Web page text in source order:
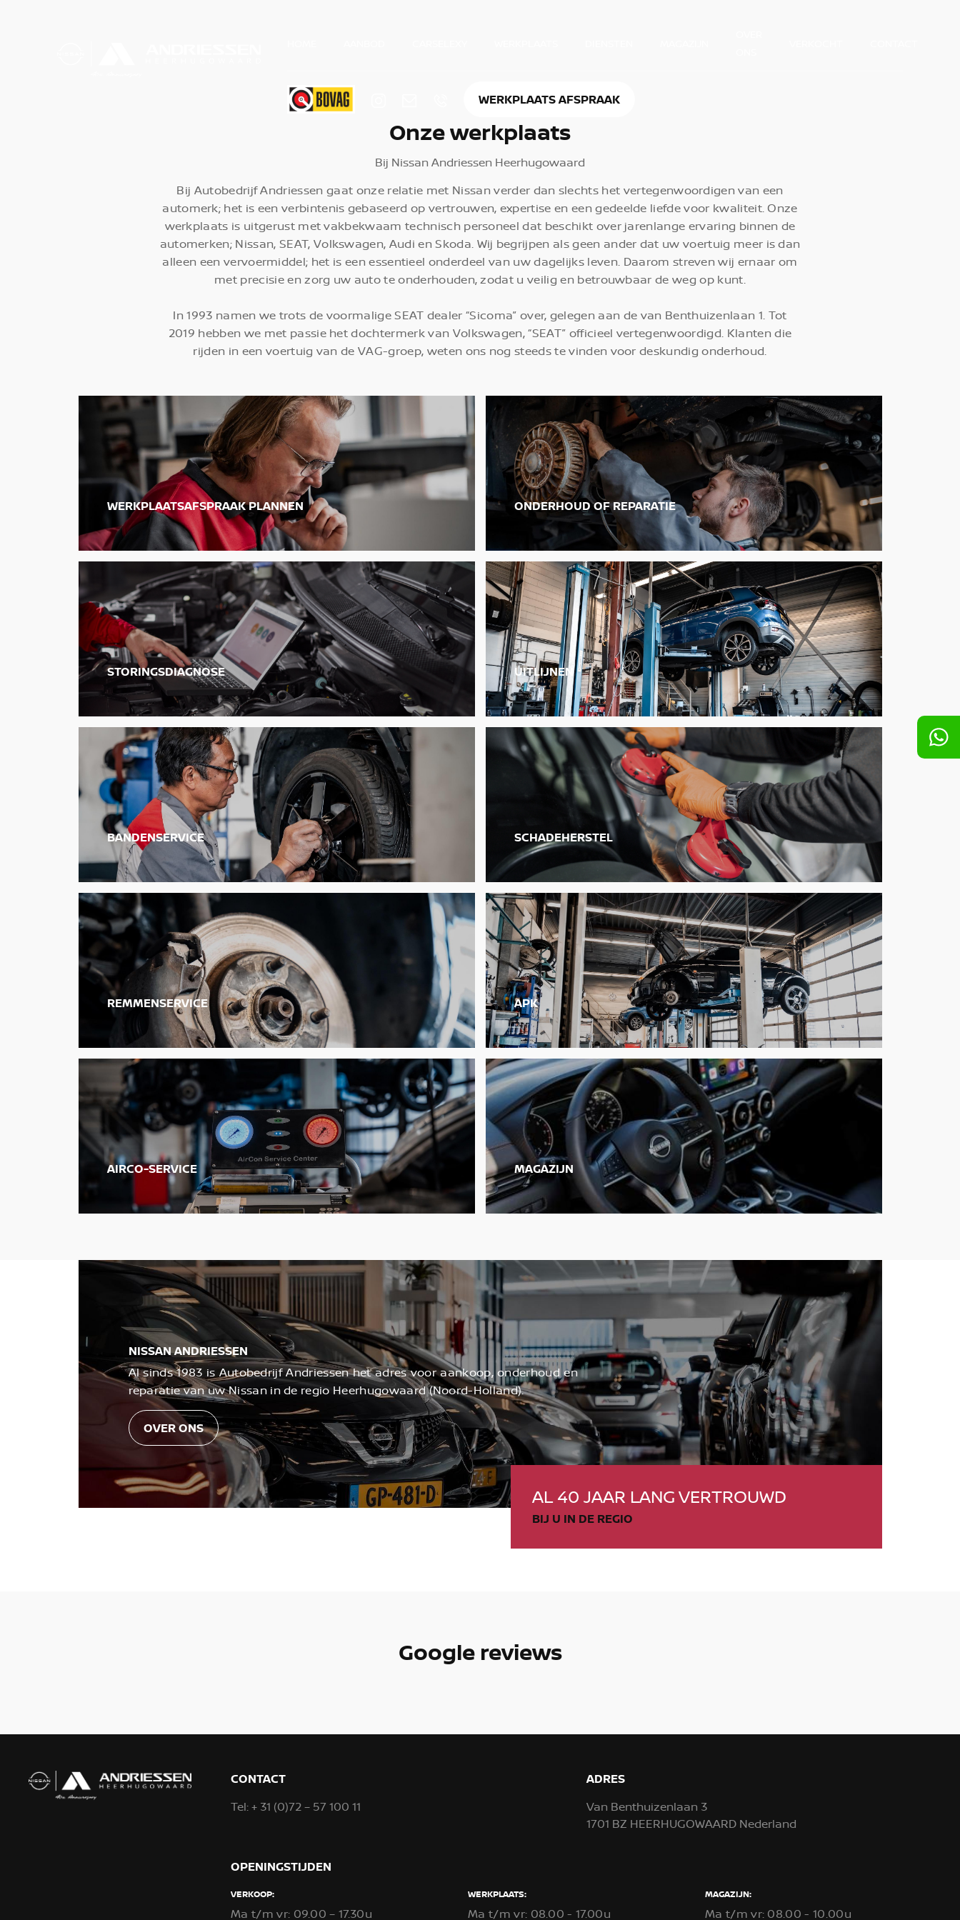
WERKPLAATS AFSPRAAK
Onze werkplaats
Bij Nissan Andriessen Heerhugowaard
Bij Autobedrijf Andriessen gaat onze relatie met Nissan verder dan slechts het vertegenwoordigen van een
automerk; het is een verbintenis gebaseerd op vertrouwen, expertise en een gedeelde liefde voor kwaliteit. Onze
werkplaats is uitgerust met vakbekwaam technisch personeel dat beschikt over jarenlange ervaring binnen de
automerken; Nissan, SEAT, Volkswagen, Audi en Skoda. Wij begrijpen als geen ander dat uw voertuig meer is dan
alleen een vervoermiddel; het is een essentieel onderdeel van uw dagelijks leven. Daarom streven wij ernaar om
met precisie en zorg uw auto te onderhouden, zodat u veilig en betrouwbaar de weg op kunt.
In 1993 namen we trots de voormalige SEAT dealer “Sicoma” over, gelegen aan de van Benthuizenlaan 1. Tot
2019 hebben we met passie het dochtermerk van Volkswagen, “SEAT” officieel vertegenwoordigd. Klanten die
rijden in een voertuig van de VAG-groep, weten ons nog steeds te vinden voor deskundig onderhoud.
WERKPLAATSAFSPRAAK PLANNEN ONDERHOUD OF REPARATIE
STORINGSDIAGNOSE UITLIJNEN
BANDENSERVICE SCHADEHERSTEL
REMMENSERVICE APK
AIRCO-SERVICE MAGAZIJN
NISSAN ANDRIESSEN
Al sinds 1983 is Autobedrijf Andriessen het adres voor aankoop, onderhoud en
reparatie van uw Nissan in de regio Heerhugowaard (Noord-Holland).
OVER ONS
AL 40 JAAR LANG VERTROUWD
BIJ U IN DE REGIO
Google reviews
CONTACT
Tel:+ 31 (0)72 – 57 100 11
ADRES
Van Benthuizenlaan 3
1701 BZ HEERHUGOWAARD Nederland
OPENINGSTIJDEN
VERKOOP:
Ma t/m vr: 09.00 – 17.30u
WERKPLAATS:
Ma t/m vr: 08.00 - 17.00u
MAGAZIJN:
Ma t/m vr: 08.00 - 10.00u